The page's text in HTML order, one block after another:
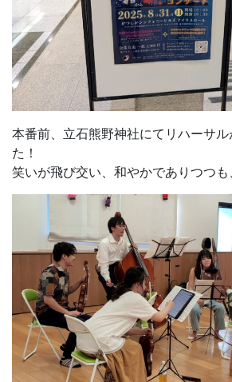
本番前、立石熊野神社にてリハーサ
た！
笑いが飛び交い、和やかでありつつも